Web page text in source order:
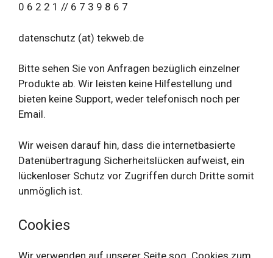
0 6 2 2 1 // 6 7 3 9 8 6 7
datenschutz (at) tekweb.de
Bitte sehen Sie von Anfragen bezüglich einzelner
Produkte ab. Wir leisten keine Hilfestellung und
bieten keine Support, weder telefonisch noch per
Email.
Wir weisen darauf hin, dass die internetbasierte
Datenübertragung Sicherheitslücken aufweist, ein
lückenloser Schutz vor Zugriffen durch Dritte somit
unmöglich ist.
Cookies
Wir verwenden auf unserer Seite sog. Cookies zum